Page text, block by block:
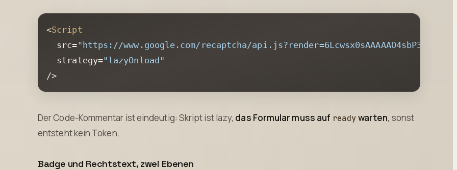
<Script
  src=
"https://www.google.com/recaptcha/
  strategy=
"lazyOnload"
/>
Der Code-Kommentar ist eindeutig: Skript ist lazy, das Formular muss auf readywarten, sonst
entsteht kein Token.
Badge und Rechtstext, zwei Ebenen